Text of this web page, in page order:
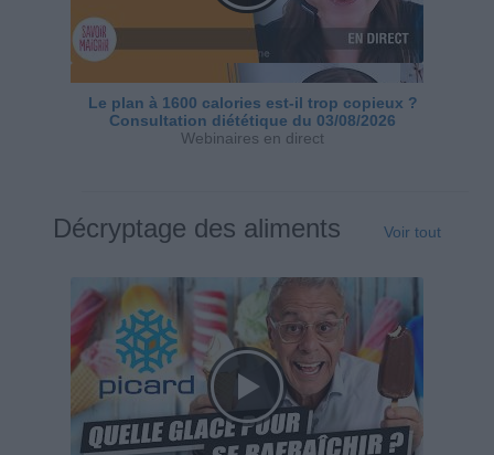
Le plan à 1600 calories est-il trop copieux ?
Consultation diététique du 03/08/2026
Webinaires en direct
Décryptage des aliments Voir tout